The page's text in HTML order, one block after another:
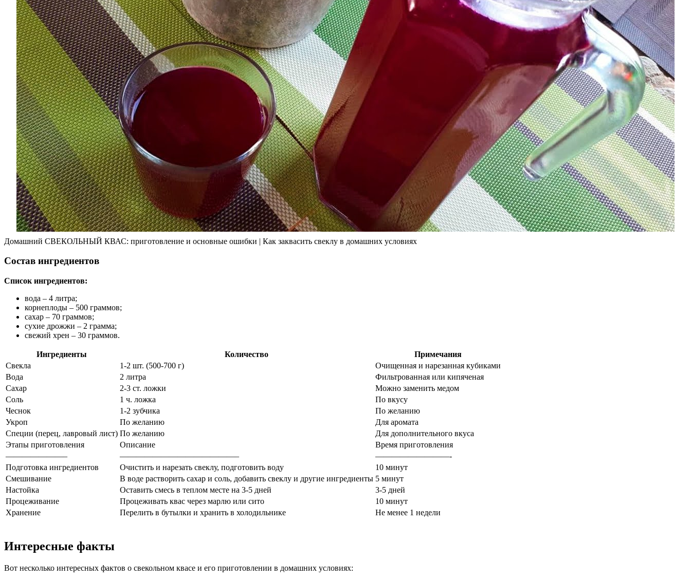
Домашний СВЕКОЛЬНЫЙ КВАС: приготовление и основные ошибки | Как заквасить свеклу в домашних условиях
Состав ингредиентов
Список ингредиентов:
вода – 4 литра;
корнеплоды – 500 граммов;
сахар – 70 граммов;
сухие дрожжи – 2 грамма;
свежий хрен – 30 граммов.
Ингредиенты Количество
Примечания
Свекла
1-2 шт. (500-700 г)
Очищенная и нарезанная кубиками
Вода
2 литра
Фильтрованная или кипяченая
Сахар
2-3 ст. ложки
Можно заменить медом
Соль
1 ч. ложка
По вкусу
Чеснок
1-2 зубчика
По желанию
Укроп
По желанию
Для аромата
Специи (перец, лавровый лист) По желанию
Для дополнительного вкуса
Этапы приготовления
Описание
Время приготовления
———————–
——————————————–
—————————-
Подготовка ингредиентов
Очистить и нарезать свеклу, подготовить воду
10 минут
Смешивание
В воде растворить сахар и соль, добавить свеклу и другие ингредиенты 5 минут
Настойка
Оставить смесь в теплом месте на 3-5 дней
3-5 дней
Процеживание
Процеживать квас через марлю или сито
10 минут
Хранение
Перелить в бутылки и хранить в холодильнике Не менее 1 недели
Интересные факты
Вот несколько интересных фактов о свекольном квасе и его приготовлении в домашних условиях: